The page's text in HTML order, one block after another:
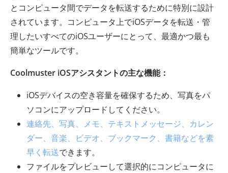
とコンピュータ間でデータを転送するために特別に設計
されています。コンピュータ上でiOSデータを転送・管
理したいすべてのiOSユーザーにとって、最適かつ最も
簡単なツールです。
Coolmuster iOSアシスタントの主な機能：
iOSデバイスの空き容量を確保するため、写真をパ
ソコンにアップロードしてください。
連絡先、写真、メモ、テキストメッセージ、カレン
ダー、音楽、ビデオ、ブックマーク、書籍などを素
早く転送できます。
ファイルをプレビューして選択的にコンピュータに